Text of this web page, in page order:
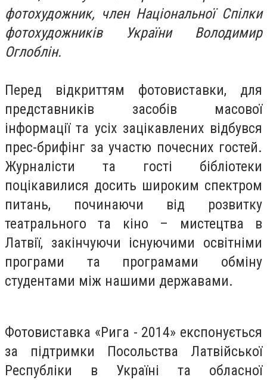
фотохудожник, член Національної Спілки
фотохудожників України Володимир
Оглоблін.
Перед відкриттям фотовиставки, для
представників засобів масової
інформації та усіх зацікавлених відбувся
прес-брифінг за участю почесних гостей.
Журналісти та гості бібліотеки
поцікавилися досить широким спектром
питань, починаючи від розвитку
театрального та кіно – мистецтва в
Латвії, закінчуючи існуючими освітніми
програми та програмами обміну
студентами між нашими державами.
Фотовиставка «Рига - 2014» експонується
за підтримки Посольства Латвійської
Республіки в Україні та обласної